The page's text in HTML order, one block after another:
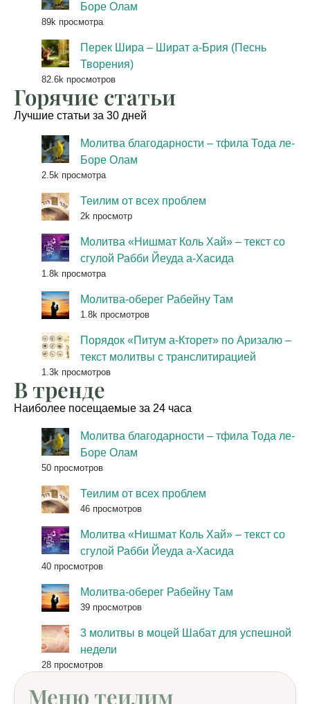
Боре Олам
89k просмотра
Перек Шира – Шират а-Брия (Песнь
Творения)
82.6k просмотров
Горячие статьи
Лучшие статьи за 30 дней
Молитва благодарности – тфила Тода ле-
Боре Олам
2.5k просмотра
Теилим от всех проблем
2k просмотр
Молитва «Нишмат Коль Хай» – текст со
сгулой Рабби Йеуда а-Хасида
1.8k просмотра
Молитва-оберег Рабейну Там
1.8k просмотров
Порядок «Питум а-Кторет» по Аризалю –
текст молитвы с транслитирацией
1.3k просмотров
В тренде
Наиболее посещаемые за 24 часа
Молитва благодарности – тфила Тода ле-
Боре Олам
50 просмотров
Теилим от всех проблем
46 просмотров
Молитва «Нишмат Коль Хай» – текст со
сгулой Рабби Йеуда а-Хасида
40 просмотров
Молитва-оберег Рабейну Там
39 просмотров
3 молитвы в моцей Шабат для успешной
недели
28 просмотров
Меню теилим